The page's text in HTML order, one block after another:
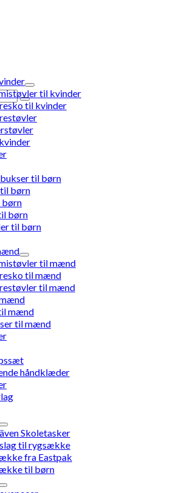
til kvinder
til kvinder
til børn
børn
børn
børn
til børn
til mænd
til mænd
til mænd
mænd
til mænd
håndklæder
Skoletasker
til rygsække
fra Eastpak
til børn